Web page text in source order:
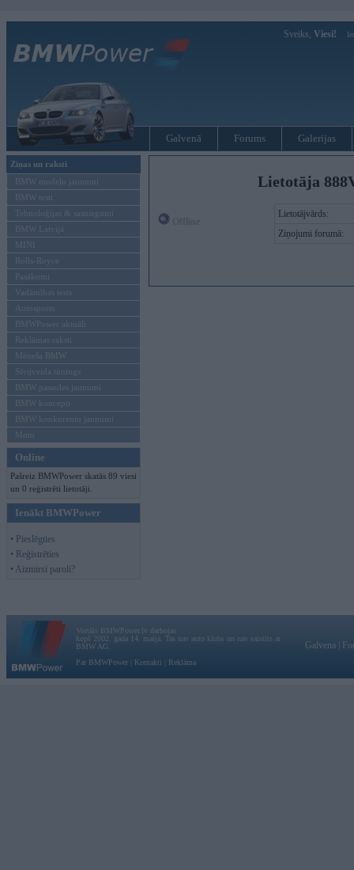
Sveiks, Viesi!
Galvenā Forums Galerijas
Ziņas un raksti
BMW modeļu jaunumi
BMW testi
Tehnoloģijas & sasniegumi
BMW Latvijā
MINI
Rolls-Royce
Pasākumi
Vadāmības tests
Autosports
BMWPower aktuāli
Reklāmas raksti
Mēneša BMW
Sērijveida tūnings
BMW pasaules jaunumi
BMW koncepti
BMW konkurentu jaunumi
Moto
Online
Pašreiz BMWPower skatās 89 viesi
un 0 reģistrēti lietotāji.
Ienākt BMWPower
• Pieslēgties
• Reģistrēties
• Aizmirsi paroli?
Lietotāja
Lietotājvārds:
Ziņojumi forumā:
Vortāls BMWPower.lv darbojas
kopš 2002. gada 14. maija. Tas nav auto klubs un nav saistīts ar
BMW AG.
Par BMWPower
Kontakti Reklāma
Galvena